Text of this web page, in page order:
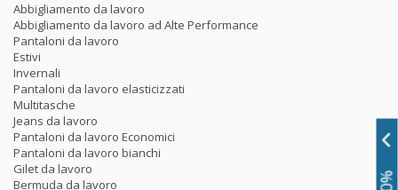
Abbigliamento da lavoro
Abbigliamento da lavoro ad Alte Performance
Pantaloni da lavoro
Estivi
Invernali
Pantaloni da lavoro elasticizzati
Multitasche
Jeans da lavoro
Pantaloni da lavoro Economici
Pantaloni da lavoro bianchi
Gilet da lavoro
Bermuda da lavoro